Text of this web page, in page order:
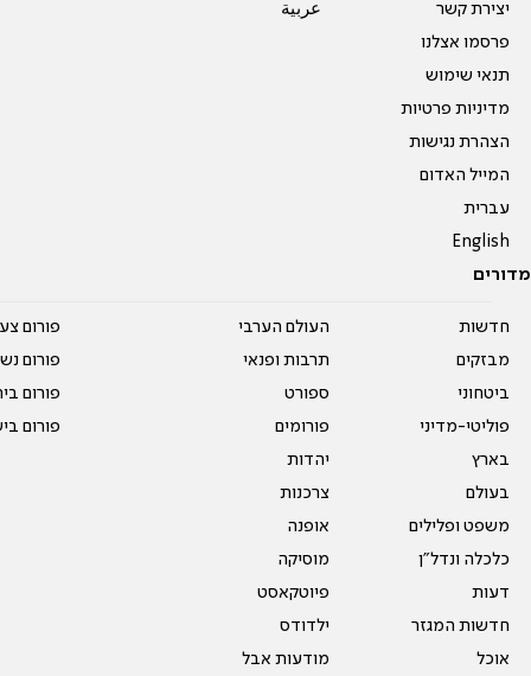
יצירת קשר
פרסמו אצלנו
תנאי שימוש
מדיניות פרטיות
הצהרת נגישות
המייל האדום
עברית
English
عربية
מדורים
חדשות
מבזקים
ביטחוני
פוליטי-מדיני
בארץ
בעולם
משפט ופלילים
כלכלה ונדל"ן
דעות
חדשות המגזר
אוכל
העולם הערבי
תרבות ופנאי
ספורט
פורומים
יהדות
צרכנות
אופנה
מוסיקה
פיוטקאסט
ילדודס
מודעות אבל
פורום
פורום
פורום
פורום